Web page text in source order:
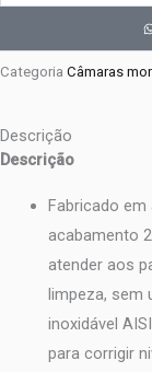
Categoria Câmaras
Descrição
Descrição
Fabricado em
acabamento
atender aos
limpeza, sem
inoxidável
para corrigir